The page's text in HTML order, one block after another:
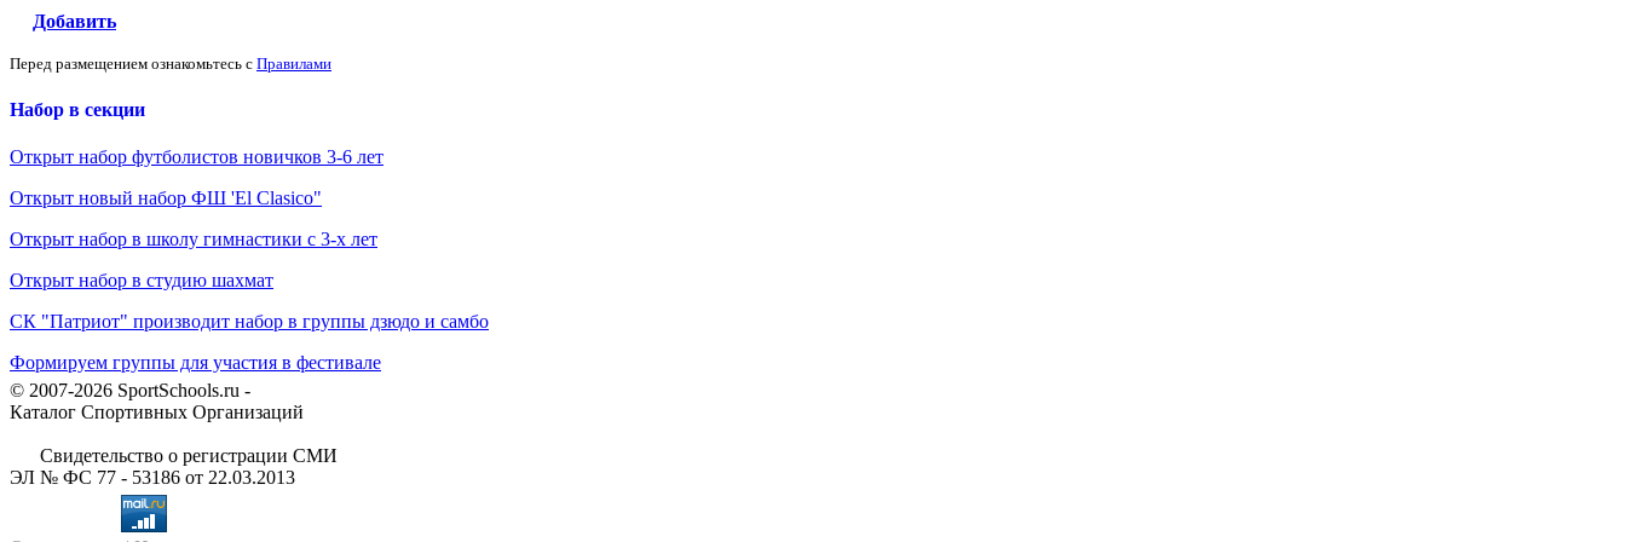
Добавить
Перед размещением ознакомьтесь с Правилами
Набор в секции
Открыт набор футболистов новичков 3-6 лет
Открыт новый набор ФШ 'El Clasico"
Открыт набор в школу гимнастики с 3-х лет
Открыт набор в студию шахмат
СК "Патриот" производит набор в группы дзюдо и самбо
Формируем группы для участия в фестивале
© 2007-2026 SportSchools.ru -
Каталог Спортивных Организаций
Свидетельство о регистрации СМИ
ЭЛ № ФС 77 - 53186 от 22.03.2013